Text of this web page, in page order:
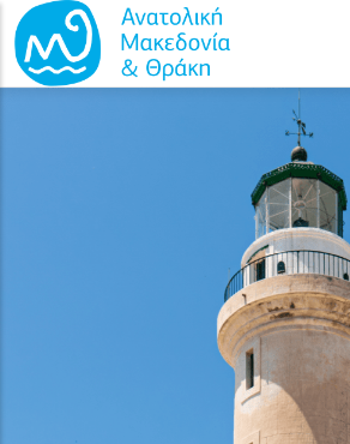
Παράκαμψη προς το κυρίως περιεχόμενο